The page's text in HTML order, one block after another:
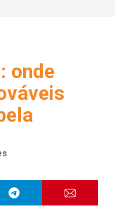
onde